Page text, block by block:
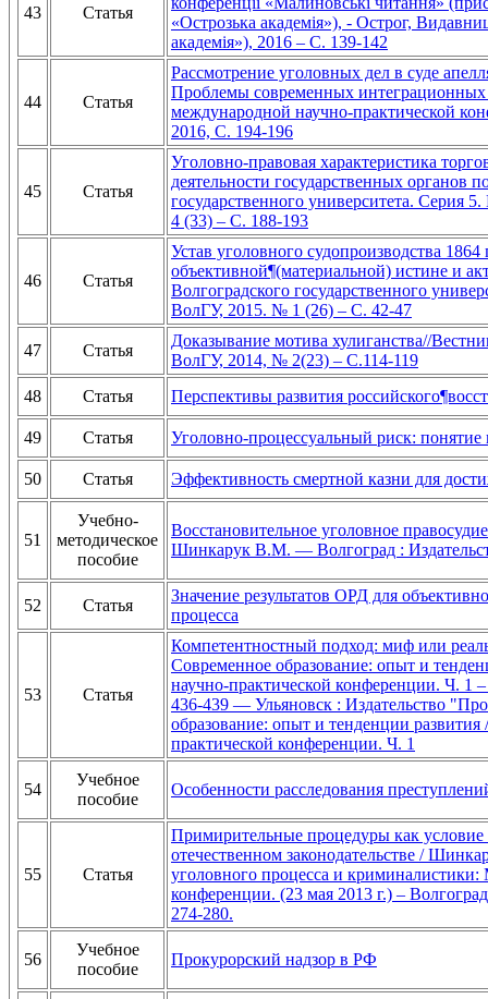
43 Статья
«Острозька академiя»), - Острог,
академiя»), 2016 – С. 139-142
44 Статья
Рассмотрение уголовных дел в суде
Проблемы современных
международной научно-
2016, С. 194-196
45 Статья
Уголовно-правовая характеристика
деятельности государственных органов
государственного университета.
4 (33) – С. 188-193
46 Статья
Устав уголовного судопроизводства
объективной¶(материальной) истине и
Волгоградского государственного
ВолГУ, 2015. № 1 (26) – С. 42-47
47 Статья
Доказывание мотива хулиганства//
ВолГУ, 2014, № 2(23) – С.114-119
48
Статья Перспективы развития
49 Статья Уголовно-процессуальный риск: понятие
50 Статья Эффективность смертной казни для
51
Учебно-
методическое
пособие
Восстановительное уголовное
Шинкарук В.М. — Волгоград :
52 Статья
Значение результатов ОРД для
процесса
53 Статья
Компетентностный подход: миф или
Современное образование: опыт и
научно-практической конференции. Ч. 1
436-439 — Ульяновск : Издательство
образование: опыт и тенденции
практической конференции. Ч. 1
54
Учебное
пособие
Особенности расследования
55 Статья
Примирительные процедуры как условие
отечественном законодательстве /
уголовного процесса и
конференции. (23 мая 2013 г.) –
274-280.
56
Учебное
пособие
Прокурорский надзор в РФ